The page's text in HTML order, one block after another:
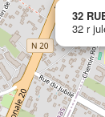
JULES FERRY
91310 Leuville-
32
32 r